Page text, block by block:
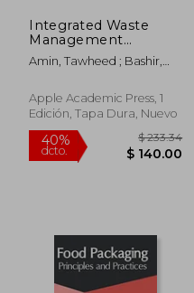
45%
dcto.
$
$ 225.42
Integrated Waste
Management
Approaches for Food
and Agricultural
Inglés)
Amin, Tawheed ; Bashir,
Ahmad
Apple Academic Press, 1
Edición, Tapa Dura, Nuevo